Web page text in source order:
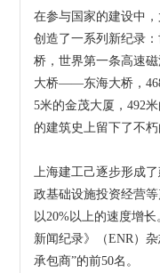
在参与国家的建设中
创造了一系列新纪录
桥，世界第一条高速
大桥——东海大桥，
5米的金茂大厦，492
的建筑史上留下了不朽
上海建工己逐步形成
政基础设施投资经营
以20%以上的速度增
新闻纪录》（ENR）
承包商”的前50名。